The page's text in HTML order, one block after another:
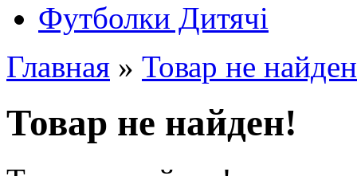
Футболки Дитячі
Главная » Товар не
Товар не найден!